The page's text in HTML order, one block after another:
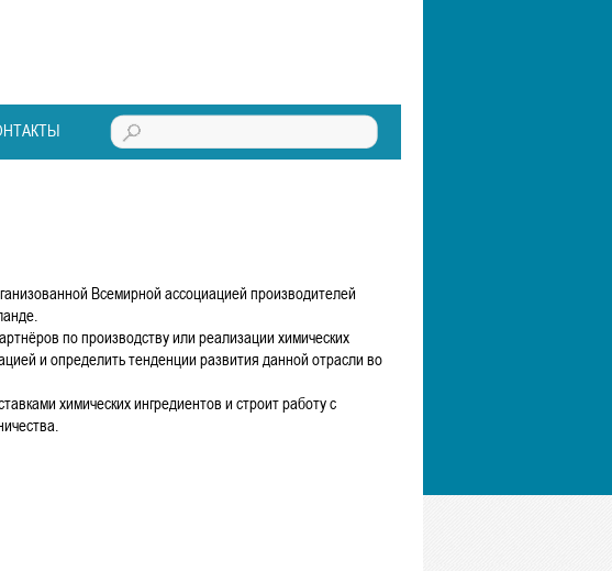
Всемирной ассоциацией производителей
по производству или реализации химических
и определить тенденции развития данной отрасли во
химических ингредиентов и строит работу с